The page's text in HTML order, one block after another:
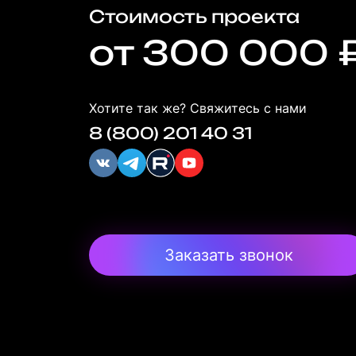
Стоимость проекта
от 300 000
Хотите так же? Свяжитесь с нами
8 (800) 201 40 31
Заказать звонок